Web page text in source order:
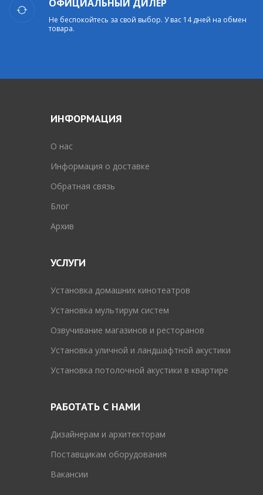
ОФИЦИАЛЬНЫЙ ДИЛЕР
Не беспокойтесь за свой выбор. У вас 14 дней на обмен
товара.
ИНФОРМАЦИЯ
O нас
Информация о доставке
Обратная связь
Блог
Архив
УСЛУГИ
Установка домашних кинотеатров
Установка мультирум систем
Озвучивание магазинов и ресторанов
Установка уличной и ландшафтной акустики
Установка потолочной акустики в квартире
РАБОТАТЬ С НАМИ
Дизайнерам и архитекторам
Поставщикам оборудования
Вакансии